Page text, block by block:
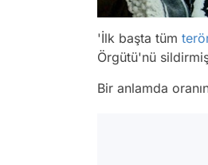
'İlk başta tüm
Örgütü'nü
Bir anlamda